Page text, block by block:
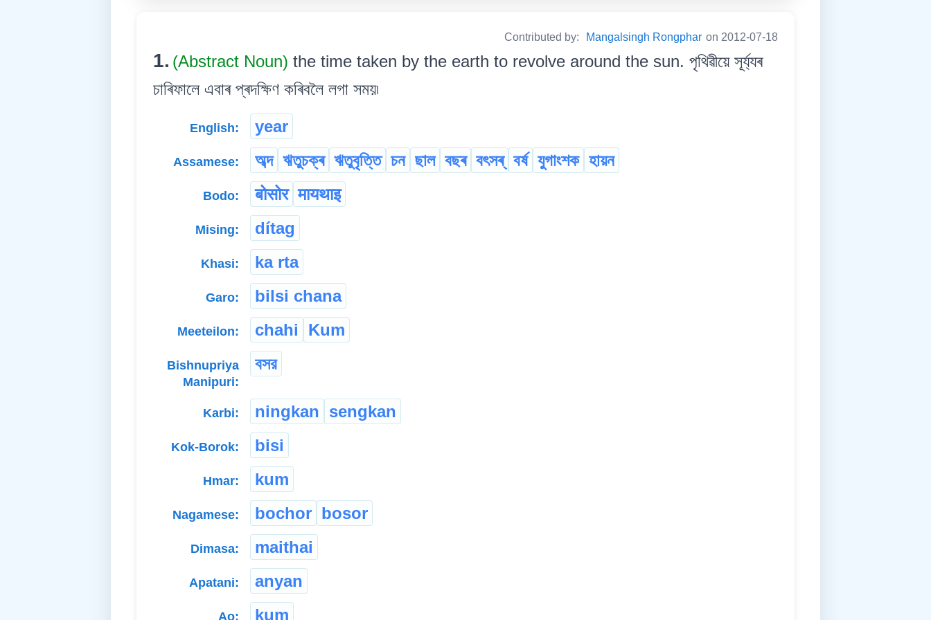
Contributed by: Mangalsingh Rongphar on 2012-07-18
1. (Abstract Noun) the time taken by the earth to revolve around the sun. পৃথিৱীয়ে সূৰ্য্যৰ
চাৰিফালে এবাৰ প্ৰদক্ষিণ কৰিবলৈ লগা সময়৷
English: year
Assamese: অব্দ ঋতুচক্ৰ ঋতুবৃত্তি চন ছাল বছৰ বৎসৰ্ বৰ্ষ যুগাংশক হায়ন
Bodo: बोसोर मायथाइ
Mising: dítag
Khasi: ka rta
Garo: bilsi chana
Meeteilon: chahi Kum
Bishnupriya
Manipuri:
বসর
Karbi: ningkan sengkan
Kok-Borok: bisi
Hmar: kum
Nagamese: bochor bosor
Dimasa: maithai
Apatani: anyan
Ao: kum